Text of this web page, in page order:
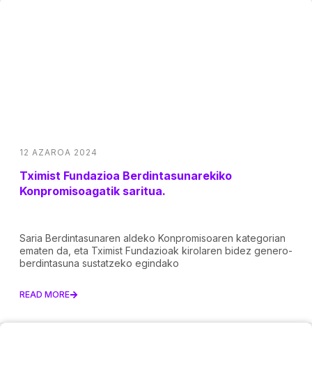
12 AZAROA 2024
Tximist Fundazioa Berdintasunarekiko
Konpromisoagatik saritua.
Saria Berdintasunaren aldeko Konpromisoaren kategorian
ematen da, eta Tximist Fundazioak kirolaren bidez genero-
berdintasuna sustatzeko egindako
READ MORE